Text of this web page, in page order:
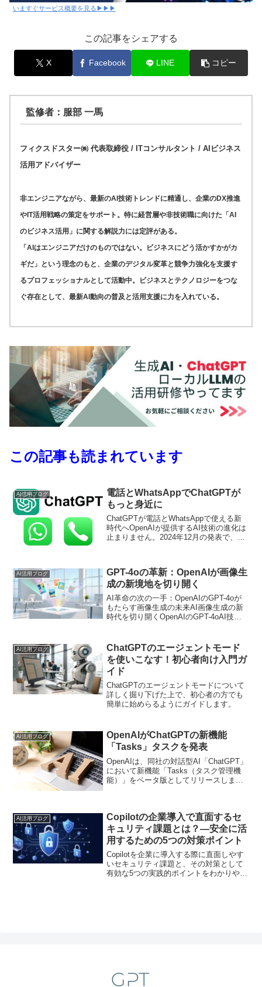
いますぐサービス概要を見る▶▶▶
この記事をシェアする
X Facebook LINE コピー
監修者：服部 一馬
フィクスドスター㈱ 代表取締役 / ITコンサルタント / AIビジネス
活用アドバイザー
非エンジニアながら、最新のAI技術トレンドに精通し、企業のDX推進
やIT活用戦略の策定をサポート。特に経営層や非技術職に向けた「AI
のビジネス活用」に関する解説力には定評がある。
「AIはエンジニアだけのものではない。ビジネスにどう活かすかがカ
ギだ」という理念のもと、企業のデジタル変革と競争力強化を支援す
るプロフェッショナルとして活動中。ビジネスとテクノロジーをつな
ぐ存在として、最新AI動向の普及と活用支援に力を入れている。
この記事も読まれています
AI活用ブログ
電話とWhatsAppでChatGPTが
もっと身近に
ChatGPTが電話とWhatsAppで使える新
時代へOpenAIが提供するAI技術の進化は
止まりません。2024年12月の発表で、
AI活用ブログ
GPT-4oの革新：OpenAIが画像生
成の新境地を切り開く
AI革命の次の一手：OpenAIのGPT-4oが
もたらす画像生成の未来AI画像生成の新
時代を切り開くOpenAIのGPT-4oAI技術
も特に注目に値します。本...
AI活用ブログ
ChatGPTのエージェントモード
を使いこなす！初心者向け入門ガ
イド
ChatGPTのエージェントモードについて
詳しく掘り下げた上で、初心者の方でも
簡単に始めらるようにガイドします。
AI活用ブログ
OpenAIがChatGPTの新機能
「Tasks」タスクを発表
OpenAIは、同社の対話型AI「ChatGPT」
において新機能「Tasks（タスク管理機
能）」をベータ版としてリリースしまし
ザーのみの提供ですが、今後段階的にロ
ールアウトが進むと見られています。こ
の記事ではChatGPTの新機能「Tasks」
について、詳しく紹介します。
AI活用ブログ
Copilotの企業導入で直面するセ
キュリティ課題とは？―安全に活
用するための5つの対策ポイント
Copilotを企業に導入する際に直面しやす
いセキュリティ課題と、その対策として
有効な5つの実践的ポイントをわかりやす